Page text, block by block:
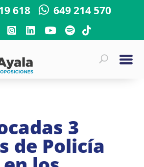
618 649 214 570
3
de Policía